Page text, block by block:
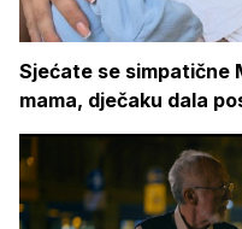
Sjećate se simpatične
mama, dječaku dala